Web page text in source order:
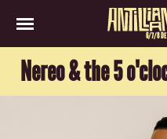
6/7/8 DE
Nereo & the 5